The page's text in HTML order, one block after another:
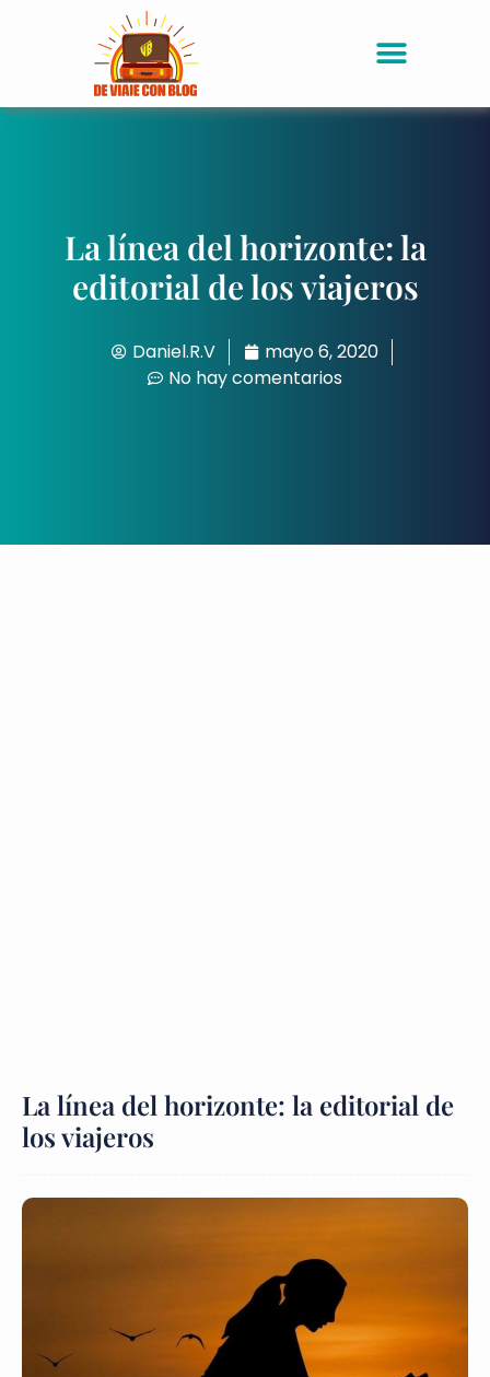
La línea del horizonte: la
editorial de los viajeros
Daniel.R.V
mayo 6, 2020
No hay comentarios
La línea del horizonte: la editorial de
los viajeros